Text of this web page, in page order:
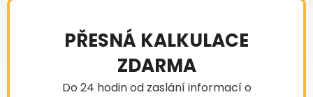
PŘESNÁ KALKULACE
ZDARMA
Do 24 hodin od zaslání informací o